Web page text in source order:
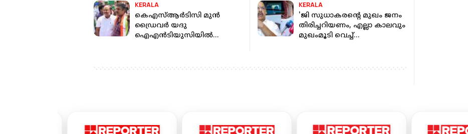
KERALA
കെഎസ്ആര്‍ടിസി മുന്‍
ഡ്രൈവര്‍ യദു
ഐഎന്‍ടിയുസിയില്‍
KERALA
'ജി സുധാകരന്റെ മുഖം ജനം
തിരിച്ചറിയണം, എല്ലാ കാലവും
മുഖംമൂടി വെച്ച്